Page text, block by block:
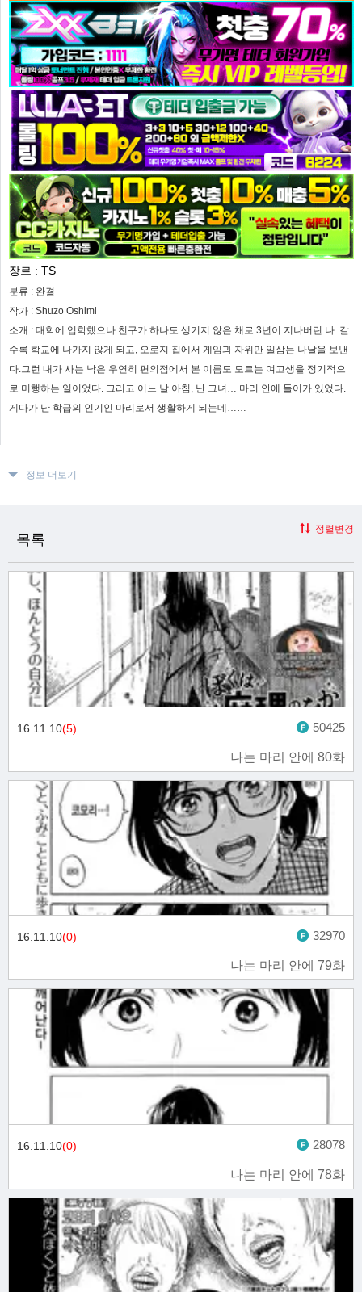
장르 : TS
분류 : 완결
작가 : Shuzo Oshimi
소개 : 대학에 입학했으나 친구가 하나도 생기지 않은 채로 3년이 지나버린 나. 갈
수록 학교에 나가지 않게 되고, 오로지 집에서 게임과 자위만 일삼는 나날을 보낸
다.그런 내가 사는 낙은 우연히 편의점에서 본 이름도 모르는 여고생을 정기적으
로 미행하는 일이었다. 그리고 어느 날 아침, 난 그녀… 마리 안에 들어가 있었다.
게다가 난 학급의 인기인 마리로서 생활하게 되는데……
정보 더보기
목록
정렬변경
나는 마리 안에 80화
16.11.10(5) 50425
나는 마리 안에 79화
16.11.10(0) 32970
나는 마리 안에 78화
16.11.10(0) 28078